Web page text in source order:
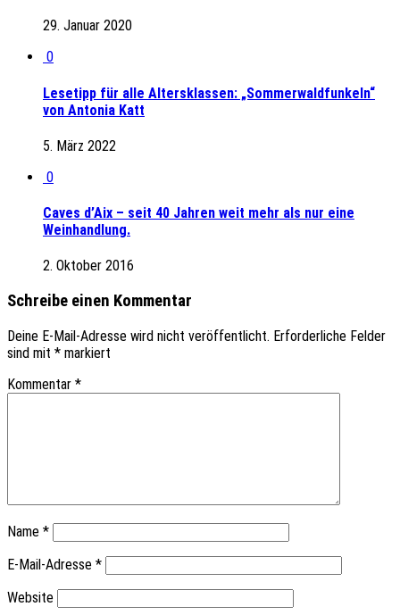
29. Januar 2020
0
Lesetipp für alle Altersklassen: „Sommerwaldfunkeln“
von Antonia Katt
5. März 2022
0
Caves d’Aix – seit 40 Jahren weit mehr als nur eine
Weinhandlung.
2. Oktober 2016
Schreibe einen Kommentar
Deine E-Mail-Adresse wird nicht veröffentlicht. Erforderliche Felder
sind mit * markiert
Kommentar *
Name *
E-Mail-Adresse *
Website